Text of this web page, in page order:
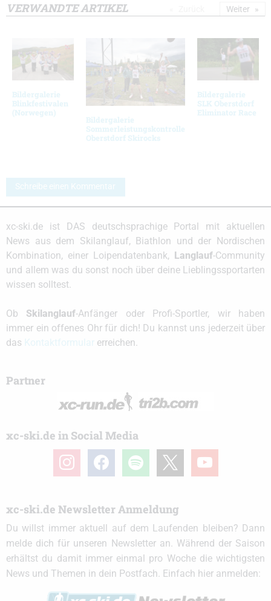
VERWANDTE ARTIKEL
Bildergalerie
Blinkfestivalen
(Norwegen)
Bildergalerie
Sommerleistungskontrolle
Oberstdorf Skirocks
Bildergalerie
SLK Oberstdorf
Eliminator Race
Weiter
Schreibe einen Kommentar
xc-ski.de ist DAS deutschsprachige Portal mit aktuellen
News aus dem Skilanglauf, Biathlon und der Nordischen
Kombination, einer Loipendatenbank, Langlauf-Community
und allem was du sonst noch über deine Lieblingssportarten
wissen solltest.
Ob Skilanglauf-Anfänger oder Profi-Sportler, wir haben
immer ein offenes Ohr für dich! Du kannst uns jederzeit über
das
erreichen.
Partner
xc-ski.de in Social Media
instagramfacebook spotify youtube
xc-ski.de Newsletter Anmeldung
Du willst immer aktuell auf dem Laufenden bleiben? Dann
melde dich für unseren Newsletter an. Während der Saison
erhältst du damit immer einmal pro Woche die wichtigsten
News und Themen in dein Postfach. Einfach hier anmelden: